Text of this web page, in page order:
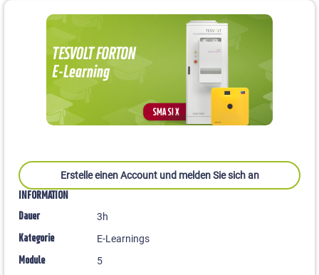
Erstelle einen Account und melden Sie sich an
INFORMATION
Dauer
3h
Kategorie
E-Learnings
Module
5